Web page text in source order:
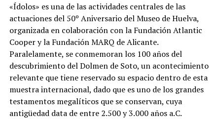
«Ídolos» es una de las actividades centrales de las
actuaciones del 50º Aniversario del Museo de Huelva,
organizada en colaboración con la Fundación Atlantic
Cooper y la Fundación MARQ de Alicante.
Paralelamente, se conmemoran los 100 años del
descubrimiento del Dolmen de Soto, un acontecimiento
relevante que tiene reservado su espacio dentro de esta
muestra internacional, dado que es uno de los grandes
testamentos megalíticos que se conservan, cuya
antigüedad data de entre 2.500 y 3.000 años a.C.